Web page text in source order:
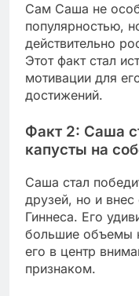
Сам Саша не
популярностью,
действительно
Этот факт стал
мотивации для
достижений.
Факт 2: Саша
капусты на
Саша стал
друзей, но и
Гиннеса. Его
большие объемы
его в центр
признаком.